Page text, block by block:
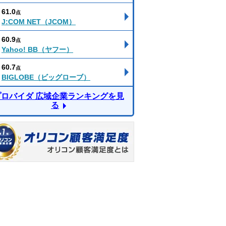
61.0点
J:COM NET（JCOM）
60.9点
Yahoo! BB（ヤフー）
60.7点
BIGLOBE（ビッグローブ）
バイダ 広域企業ランキングを見
る